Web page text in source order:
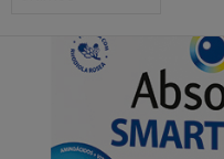
SAUDÁVEL